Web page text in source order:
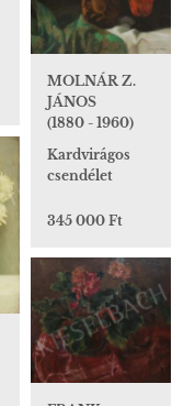
MOLNÁR Z.
JÁNOS
(1880 - 1960)
Kardvirágos
csendélet
345 000 Ft